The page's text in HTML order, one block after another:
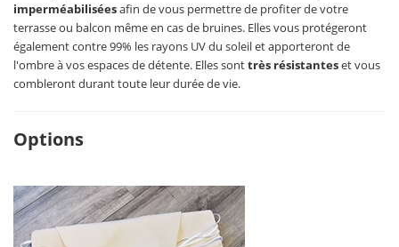
imperméabiliséesafin de vous permettre de profiter de votre
terrasse ou balcon même en cas de bruines. Elles vous protégeront
également contre 99% les rayons UV du soleil et apporteront de
l'ombre à vos espaces de détente. Elles sonttrès résistanteset vous
combleront durant toute leur durée de vie.
Options